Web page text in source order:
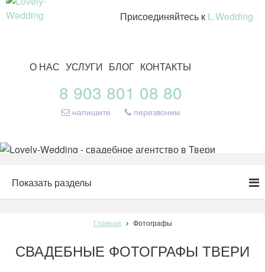
Присоединяйтесь к L.Wedding
О НАС УСЛУГИ БЛОГ КОНТАКТЫ
8 903 801 08 80
напишите перезвоним
Показать разделы
Главная Фотографы
СВАДЕБНЫЕ ФОТОГРАФЫ ТВЕРИ